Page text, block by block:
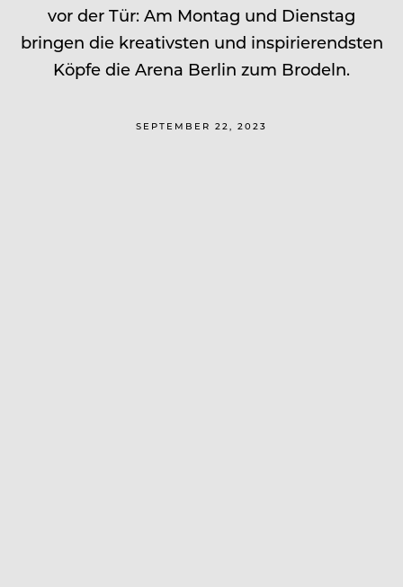
vor der Tür: Am Montag und Dienstag
bringen die kreativsten und inspirierendsten
Köpfe die Arena Berlin zum Brodeln.
SEPTEMBER 22, 2023